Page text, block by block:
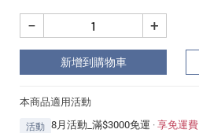
+
−
新增到購物車
本商品適用活動
活動 8月活動_滿$3000免運 ·享免運費